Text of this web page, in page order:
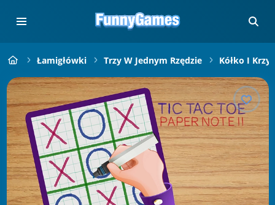
Łamigłówki Trzy W Jednym Rzędzie Kółko I